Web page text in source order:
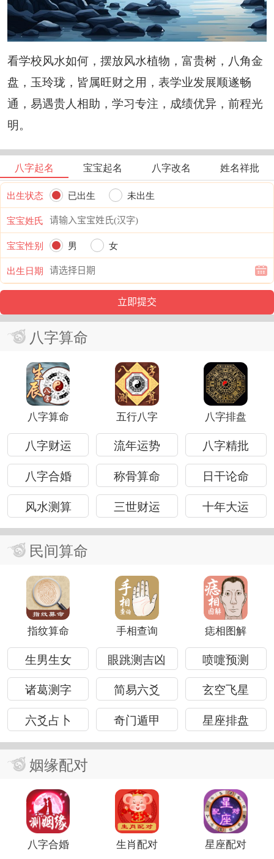
看学校风水如何，摆放风水植物，富贵树，八角金
盘，玉玲珑，皆属旺财之用，表学业发展顺遂畅
通，易遇贵人相助，学习专注，成绩优异，前程光
明。
八字起名 宝宝起名 八字改名 姓名祥批
出生状态 已出生
未出生
宝宝姓氏
宝宝性别
男
女
出生日期
八字算命
八字算命 五行八字 八字排盘
八字财运 流年运势
八字精批
八字合婚
称骨算命
日干论命
风水测算
三世财运 十年大运
民间算命
指纹算命 手相查询 痣相图解
生男生女 眼跳测吉凶
喷嚏预测
诸葛测字
简易六爻
玄空飞星
六爻占卜
奇门遁甲 星座排盘
姻缘配对
八字合婚 生肖配对 星座配对